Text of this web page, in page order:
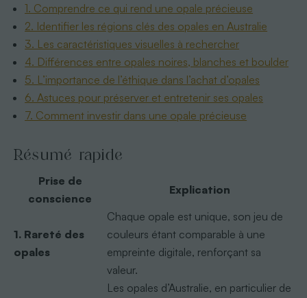
1. Comprendre ce qui rend une opale précieuse
2. Identifier les régions clés des opales en Australie
3. Les caractéristiques visuelles à rechercher
4. Différences entre opales noires, blanches et boulder
5. L’importance de l’éthique dans l’achat d’opales
6. Astuces pour préserver et entretenir ses opales
7. Comment investir dans une opale précieuse
Résumé rapide
Prise de
conscience
Explication
1. Rareté des
opales
Chaque opale est unique, son jeu de
couleurs étant comparable à une
empreinte digitale, renforçant sa
valeur.
Les opales d’Australie, en particulier de